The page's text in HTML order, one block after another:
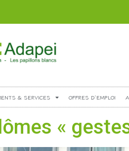
& SERVICES OFFRES D’EMPLOI
«